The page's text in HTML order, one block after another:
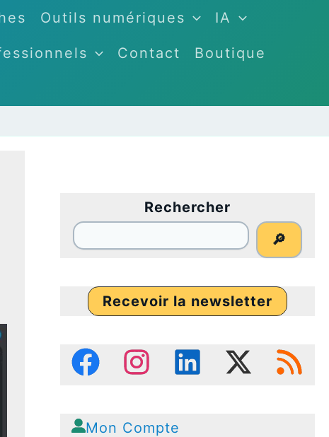
Outils numériques IA
Contact Boutique
Rechercher
🔎
Recevoir la newsletter
Mon Compte